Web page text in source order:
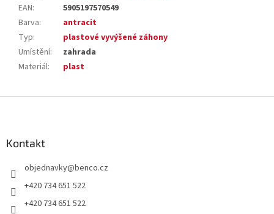
EAN:
5905197570549
Barva:
antracit
Typ:
plastové vyvýšené záhony
Umístění:
zahrada
Materiál: plast
Kontakt
objednavky@benco.cz
+420 734 651 522
+420 734 651 522